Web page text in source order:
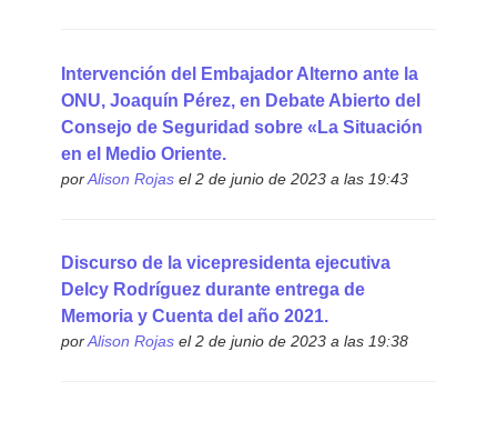
Intervención del Embajador Alterno ante la
ONU, Joaquín Pérez, en Debate Abierto del
Consejo de Seguridad sobre «La Situación
en el Medio Oriente.
porAlison Rojasel 2 de junio de 2023 a las 19:43
Discurso de la vicepresidenta ejecutiva
Delcy Rodríguez durante entrega de
Memoria y Cuenta del año 2021.
porAlison Rojasel 2 de junio de 2023 a las 19:38